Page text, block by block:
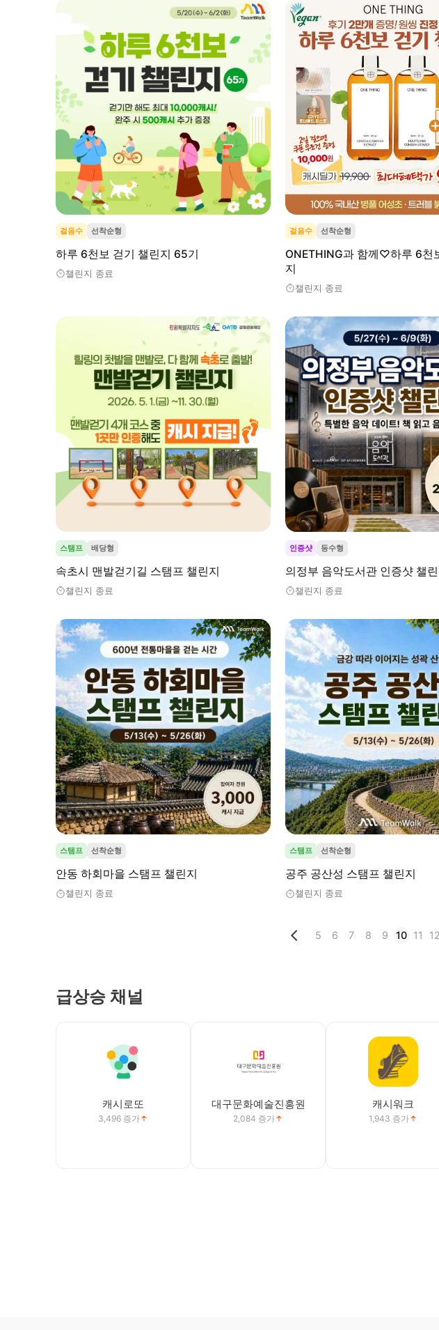
걸음수 선착순형
하루 6천보 걷기 챌린지 65기
챌린지 종료
걸음수 선착순형
ONETHING과 함께♡하루 6천
지
챌린지 종료
스탬프 배당형
속초시 맨발걷기길 스탬프 챌린지
챌린지 종료
인증샷 등수형
의정부 음악도서관 인증샷 챌
챌린지 종료
스탬프 선착순형
안동 하회마을 스탬프 챌린지
챌린지 종료
스탬프 선착순형
공주 공산성 스탬프 챌린지
챌린지 종료
5 6 7 8 9 10 11 12
급상승 채널
캐시로또
3,496 증가
대구문화예술진흥원
2,084 증가
캐시워크
1,943 증가